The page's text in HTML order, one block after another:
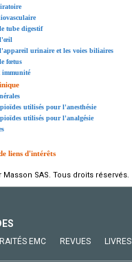
tube digestif
l'œil
urinaire et les voies biliaires
fœtus
immunité
utilisés pour l'anesthésie
utilisés pour l'analgésie
liens d'intérêts
SAS. Tous droits réservés.
EMC REVUES LIVRES